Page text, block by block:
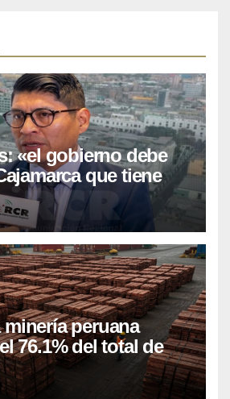
«el gobierno debe
que tiene
millones en proyectos
salir de la pobreza
minería peruana
76.1% del total de
nacionales
abril de 2026